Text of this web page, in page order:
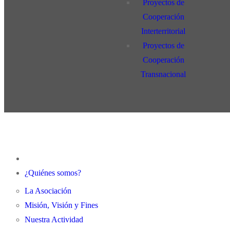
Proyectos de
Cooperación
Interterritorial
Proyectos de
Cooperación
Transnacional
¿Quiénes somos?
La Asociación
Misión, Visión y Fines
Nuestra Actividad